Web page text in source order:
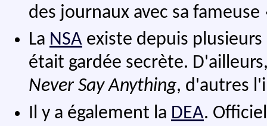
des journaux avec sa fameuse
La NSA existe depuis
était gardée secrète.
Never Say Anything, d'autres
Il y a également la DEA.